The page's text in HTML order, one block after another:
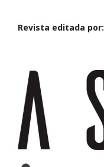
Revista editada por: